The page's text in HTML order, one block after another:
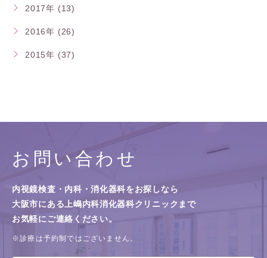
2017年 (13)
2016年 (26)
2015年 (37)
お問い合わせ
内視鏡検査・内科・消化器科をお探しなら
大阪市にある上嶋内科消化器科クリニックまで
お気軽にご連絡ください。
※診療は予約制ではございません。